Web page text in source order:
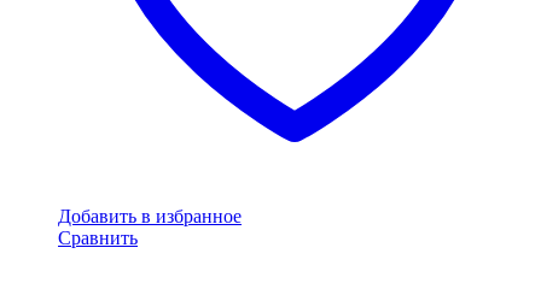
Добавить в избранное
Сравнить